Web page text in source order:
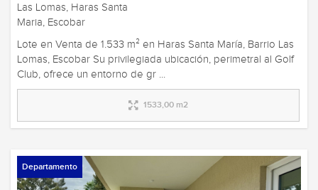
Las Lomas, Haras Santa
Maria, Escobar
Lote en Venta de 1.533 m² en Haras Santa María, Barrio Las
Lomas, Escobar Su privilegiada ubicación, perimetral al Golf
Club, ofrece un entorno de gr ...
1533,00 m2
Departamento